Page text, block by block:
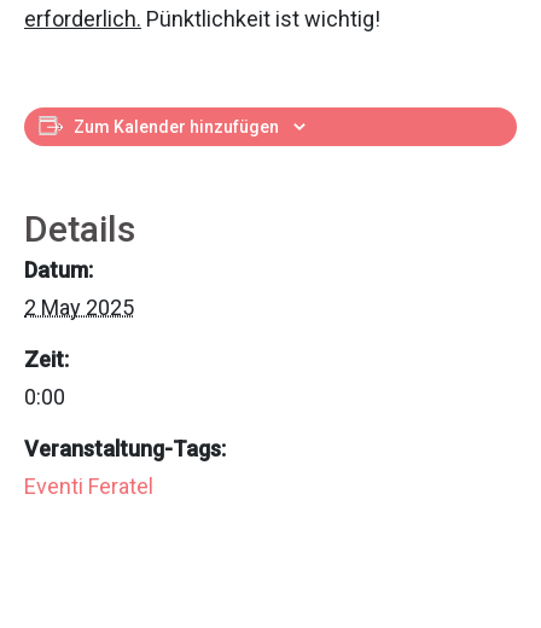
erforderlich. Pünktlichkeit ist wichtig!
Zum Kalender hinzufügen
Details
Datum:
2 May 2025
Zeit:
0:00
Veranstaltung-Tags:
Eventi Feratel